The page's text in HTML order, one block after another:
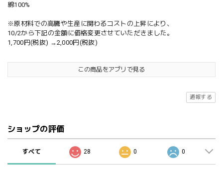
綿100%
※原材料での高騰や生産に関わるコストの上昇により、
10/2から下記の金額に価格変更させていただきました。
1,700円(税抜) →2,000円(税抜)
この商品をアプリで見る
通報する
ショップの評価
すべて 28 0 0